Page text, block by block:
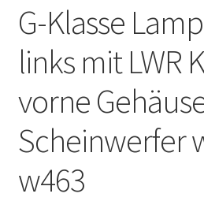
G-Klasse
links mit LWR
vorne
Scheinwerfer
w463